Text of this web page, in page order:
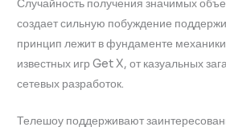
Случайность получения значимых
создает сильную побуждение
принцип лежит в фундаменте
известных игр Get X, от казуальных
сетевых разработок.
Телешоу поддерживают